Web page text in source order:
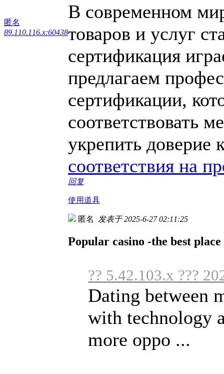
匿名
89.110.116.x:60438
В современном
товаров и услуг
сертификация
предлагаем
сертификации,
соответствовать
укрепить доверие
соответствия на
回复
使用道具
匿名 发表于 2025-6-27 02:11:25
Popular casino -the best
?? 5.42.103.x ???
Dating between
with technology
more oppo ...